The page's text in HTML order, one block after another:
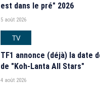
est dans le pré" 2026
5 août 2026
TV
TF1 annonce (déjà) la date
de "Koh-Lanta All Stars"
4 août 2026